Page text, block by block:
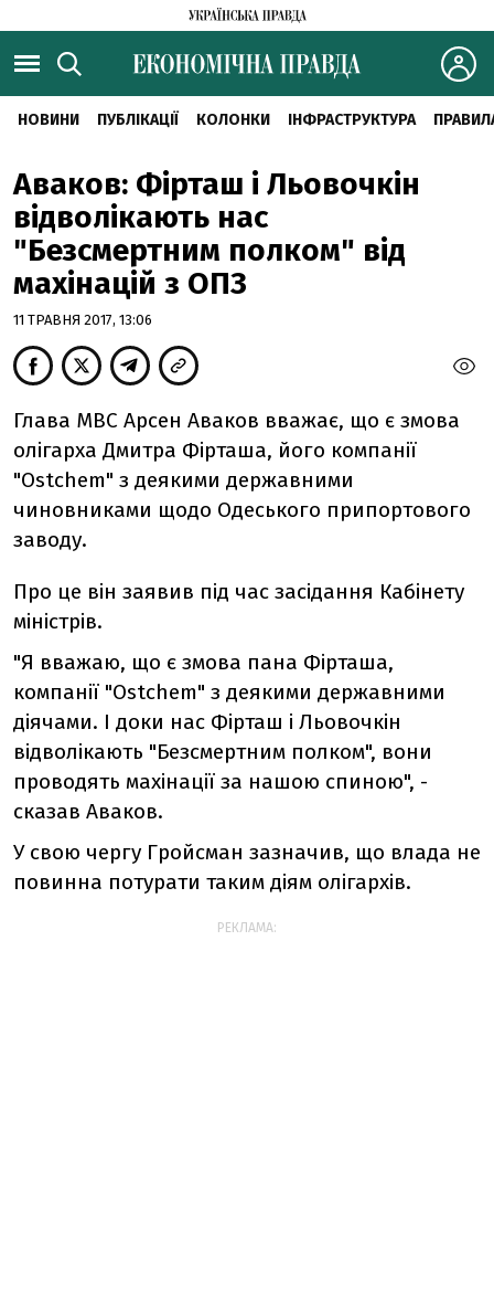
НОВИНИ ПУБЛІКАЦІЇ КОЛОНКИ ІНФРАСТРУКТУРА
Аваков: Фірташ і Льовочкін
відволікають нас
"Безсмертним полком" від
махінацій з ОПЗ
11 ТРАВНЯ 2017, 13:06
Глава МВС Арсен Аваков вважає, що є змова
олігарха Дмитра Фірташа, його компанії
"Ostchem" з деякими державними
чиновниками щодо Одеського припортового
заводу.
Про це він заявив під час засідання Кабінету
міністрів.
"Я вважаю, що є змова пана Фірташа,
компанії "Ostchem" з деякими державними
діячами. І доки нас Фірташ і Льовочкін
відволікають "Безсмертним полком", вони
проводять махінації за нашою спиною", -
сказав Аваков.
У свою чергу Гройсман зазначив, що влада не
повинна потурати таким діям олігархів.
РЕКЛАМА: